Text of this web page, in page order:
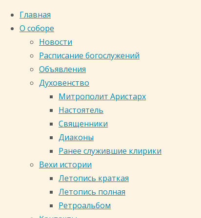
Главная
О соборе
Новости
Расписание богослужений
Объявления
Духовенство
Митрополит Аристарх
Настоятель
Священники
Диаконы
Ранее служившие клирики
Вехи истории
Летопись краткая
Летопись полная
Ретроальбом
Главная страница
Электронный